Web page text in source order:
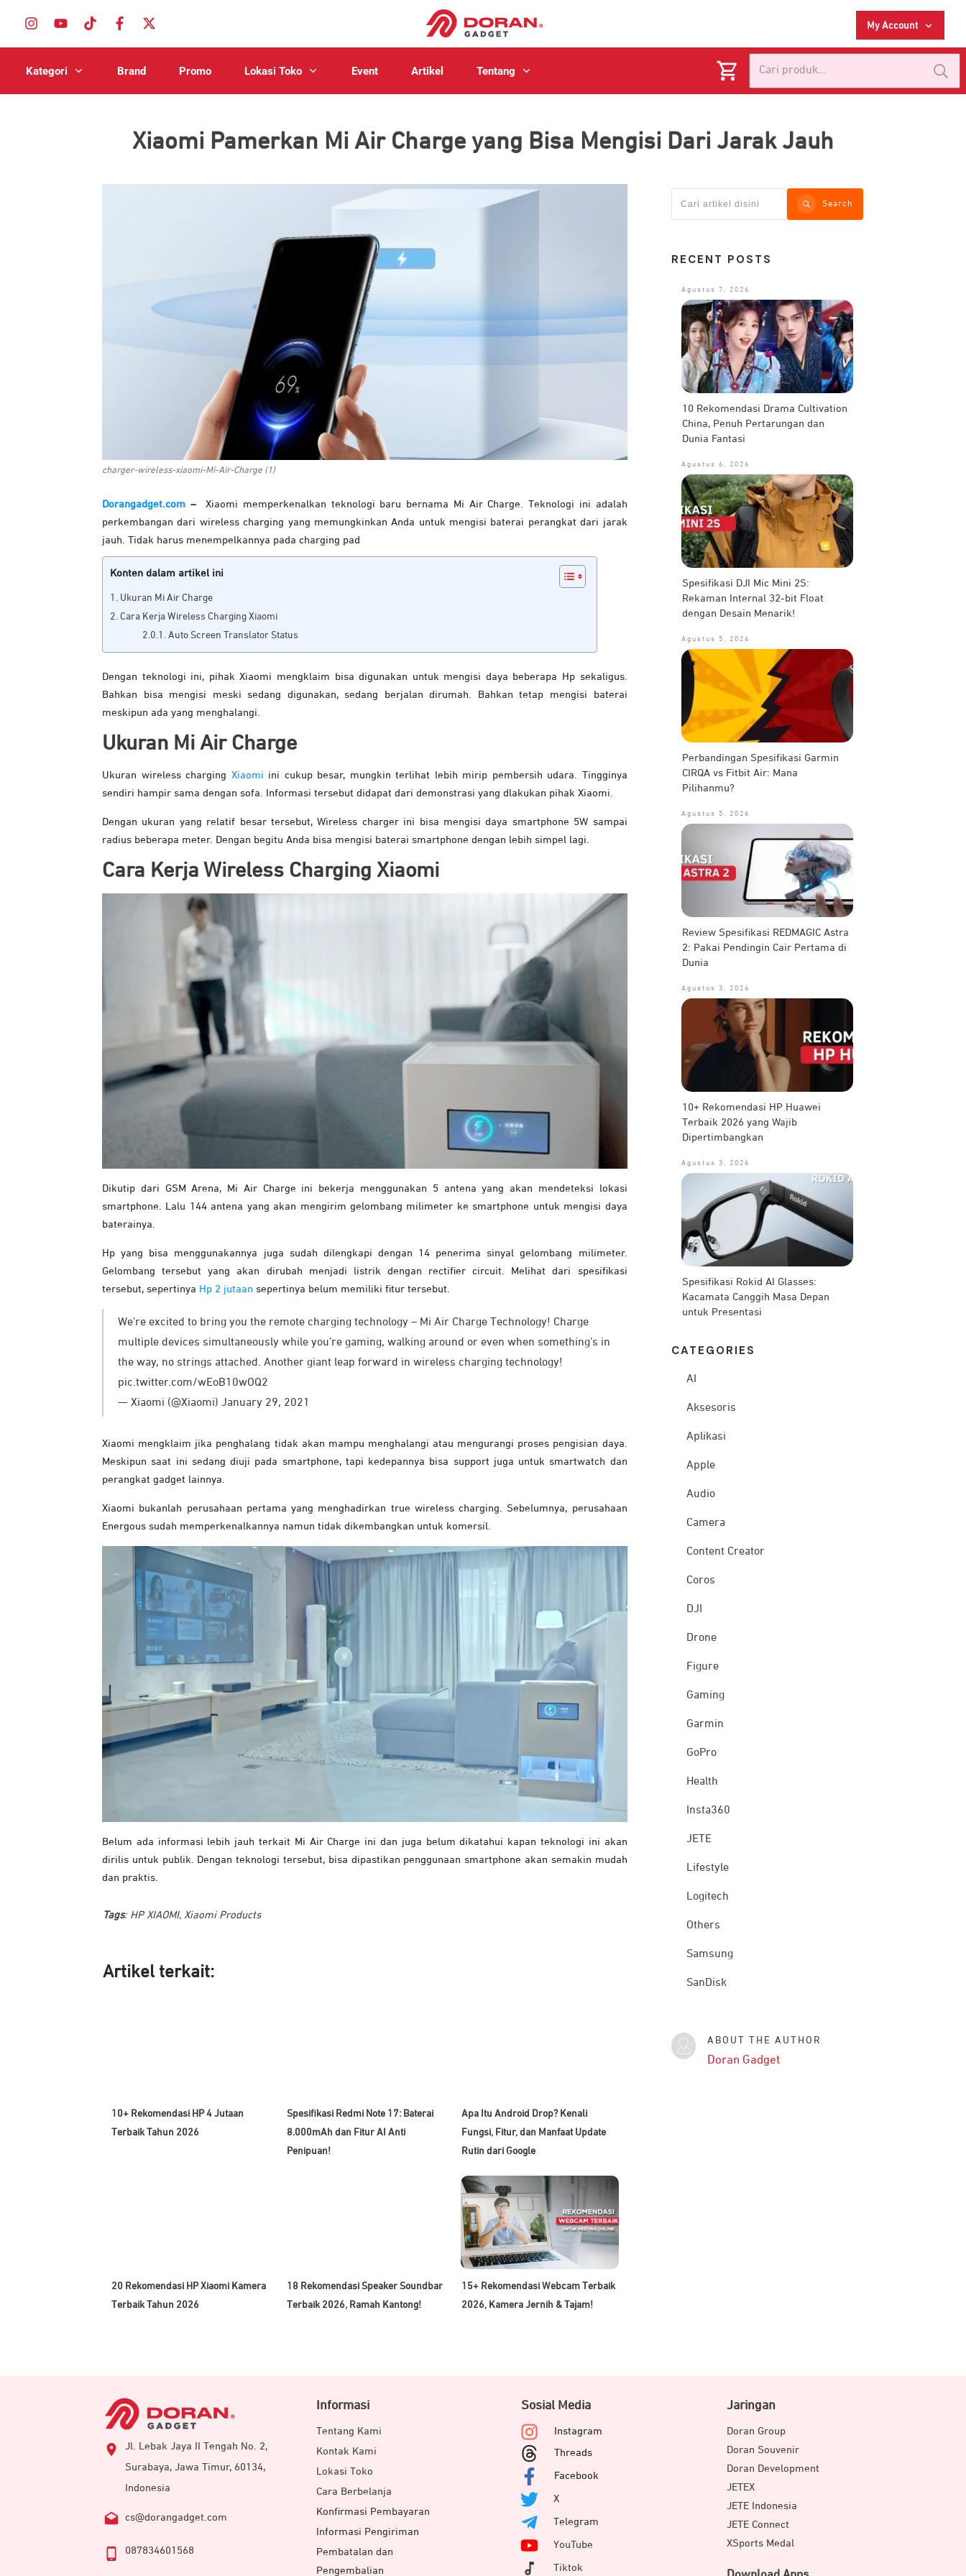
My Account
Kategori Brand Promo Lokasi Toko Event Artikel Tentang
Xiaomi Pamerkan Mi Air Charge yang Bisa Mengisi Dari Jarak Jauh
charger-wireless-xiaomi-Mi-Air-Charge (1)
Dorangadget.com –
Xiaomi memperkenalkan teknologi baru bernama Mi Air Charge. Teknologi ini adalah
perkembangan dari wireless charging yang memungkinkan Anda untuk mengisi baterai perangkat dari jarak
jauh. Tidak harus menempelkannya pada charging pad
Konten dalam artikel ini
Ukuran Mi Air Charge
Cara Kerja Wireless Charging Xiaomi
Auto Screen Translator Status
Dengan teknologi ini, pihak Xiaomi mengklaim bisa digunakan untuk mengisi daya beberapa Hp sekaligus.
Bahkan bisa mengisi meski sedang digunakan, sedang berjalan dirumah. Bahkan tetap mengisi baterai
meskipun ada yang menghalangi.
Ukuran Mi Air Charge
Ukuran wireless charging Xiaomi ini cukup besar, mungkin terlihat lebih mirip pembersih udara. Tingginya
sendiri hampir sama dengan sofa. Informasi tersebut didapat dari demonstrasi yang dlakukan pihak Xiaomi.
Dengan ukuran yang relatif besar tersebut, Wireless charger ini bisa mengisi daya smartphone 5W sampai
radius beberapa meter. Dengan begitu Anda bisa mengisi baterai smartphone dengan lebih simpel lagi.
Cara Kerja Wireless Charging Xiaomi
Dikutip dari GSM Arena, Mi Air Charge ini bekerja menggunakan 5 antena yang akan mendeteksi lokasi
smartphone. Lalu 144 antena yang akan mengirim gelombang milimeter ke smartphone untuk mengisi daya
baterainya.
Hp yang bisa menggunakannya juga sudah dilengkapi dengan 14 penerima sinyal gelombang milimeter.
Gelombang tersebut yang akan dirubah menjadi listrik dengan rectifier circuit. Melihat dari spesifikasi
tersebut, sepertinya Hp 2 jutaan sepertinya belum memiliki fitur tersebut.
We’re excited to bring you the remote charging technology – Mi Air Charge Technology! Charge
multiple devices simultaneously while you’re gaming, walking around or even when something’s in
the way, no strings attached. Another giant leap forward in wireless charging technology!
pic.twitter.com/wEoB10wOQ2
— Xiaomi (@Xiaomi) January 29, 2021
Xiaomi mengklaim jika penghalang tidak akan mampu menghalangi atau mengurangi proses pengisian daya.
Meskipun saat ini sedang diuji pada smartphone, tapi kedepannya bisa support juga untuk smartwatch dan
perangkat gadget lainnya.
Xiaomi bukanlah perusahaan pertama yang menghadirkan true wireless charging. Sebelumnya, perusahaan
Energous sudah memperkenalkannya namun tidak dikembangkan untuk komersil.
Belum ada informasi lebih jauh terkait Mi Air Charge ini dan juga belum dikatahui kapan teknologi ini akan
dirilis untuk publik. Dengan teknologi tersebut, bisa dipastikan penggunaan smartphone akan semakin mudah
dan praktis.
Tags: HP XIAOMI, Xiaomi Products
Artikel terkait:
10+ Rekomendasi HP 4 Jutaan
Terbaik Tahun 2026
Spesifikasi Redmi Note 17: Baterai
8.000mAh dan Fitur AI Anti
Penipuan!
Apa Itu Android Drop? Kenali
Fungsi, Fitur, dan Manfaat Update
Rutin dari Google
20 Rekomendasi HP Xiaomi Kamera
Terbaik Tahun 2026
18 Rekomendasi Speaker Soundbar
Terbaik 2026, Ramah Kantong!
15+ Rekomendasi Webcam Terbaik
2026, Kamera Jernih & Tajam!
Search
RECENT POSTS
Agustus 7, 2026
10 Rekomendasi Drama Cultivation
China, Penuh Pertarungan dan
Dunia Fantasi
Agustus 6, 2026
Spesifikasi DJI Mic Mini 2S:
Rekaman Internal 32-bit Float
dengan Desain Menarik!
Agustus 5, 2026
Perbandingan Spesifikasi Garmin
CIRQA vs Fitbit Air: Mana
Pilihanmu?
Agustus 5, 2026
Review Spesifikasi REDMAGIC Astra
2: Pakai Pendingin Cair Pertama di
Dunia
Agustus 3, 2026
10+ Rekomendasi HP Huawei
Terbaik 2026 yang Wajib
Dipertimbangkan
Agustus 3, 2026
Spesifikasi Rokid AI Glasses:
Kacamata Canggih Masa Depan
untuk Presentasi
CATEG ORIES
AI
Aksesoris
Aplikasi
Apple
Audio
Camera
Content Creator
Coros
DJI
Drone
Figure
Gaming
Garmin
GoPro
Health
Insta360
JETE
Lifestyle
Logitech
Others
Samsung
SanDisk
ABOUT THE AUTHOR
Doran Gadget
Jl. Lebak Jaya II Tengah No. 2,
Surabaya, Jawa Timur, 60134,
Indonesia
cs@dorangadget.com
087834601568
Informasi
Tentang Kami
Kontak Kami
Lokasi Toko
Cara Berbelanja
Konfirmasi Pembayaran
Informasi Pengiriman
Pembatalan dan
Pengembalian
Sosial Media
Instagram
Threads
Facebook
X
Telegram
YouTube
Tiktok
Jaringan
Doran Group
Doran Souvenir
Doran Development
JETEX
JETE Indonesia
JETE Connect
XSports Medal